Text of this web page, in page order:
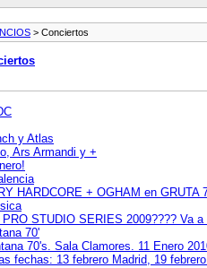
> Conciertos
y Atlas
Ars Armandi y +
HARDCORE + OGHAM en GRUTA
STUDIO SERIES 2009???? Va a
70'
70's. Sala Clamores. 11 Enero
fechas: 13 febrero Madrid, 19